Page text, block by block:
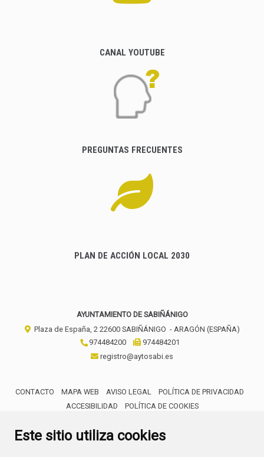
Este sitio utiliza cookies
CANAL YOUTUBE
PREGUNTAS FRECUENTES
PLAN DE ACCIÓN LOCAL 2030
AYUNTAMIENTO DE SABIÑÁNIGO
Plaza de España, 2 22600 SABIÑÁNIGO - ARAGÓN (ESPAÑA)
974484200
974484201
registro@aytosabi.es
CONTACTO MAPA WEB AVISO LEGAL
POLÍTICA DE PRIVACIDAD
ACCESIBILIDAD
POLÍTICA DE COOKIES